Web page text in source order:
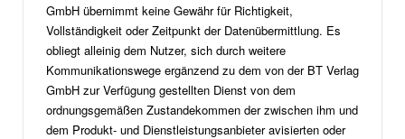
GmbH übernimmt keine Gewähr für Richtigkeit,
Vollständigkeit oder Zeitpunkt der Datenübermittlung. Es
obliegt alleinig dem Nutzer, sich durch weitere
Kommunikationswege ergänzend zu dem von der BT Verlag
GmbH zur Verfügung gestellten Dienst von dem
ordnungsgemäßen Zustandekommen der zwischen ihm und
dem Produkt- und Dienstleistungsanbieter avisierten oder